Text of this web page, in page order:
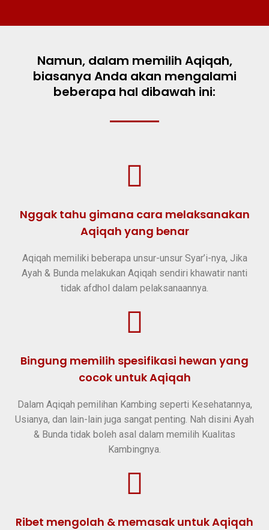
Namun, dalam memilih Aqiqah,
biasanya Anda akan mengalami
beberapa hal dibawah ini:
Nggak tahu gimana cara melaksanakan
Aqiqah yang benar
Aqiqah memiliki beberapa unsur-unsur Syar’i-nya, Jika
Ayah & Bunda melakukan Aqiqah sendiri khawatir nanti
tidak afdhol dalam pelaksanaannya.​
Bingung memilih spesifikasi hewan yang
cocok untuk Aqiqah
Dalam Aqiqah pemilihan Kambing seperti Kesehatannya,
Usianya, dan lain-lain juga sangat penting. Nah disini Ayah
& Bunda tidak boleh asal dalam memilih Kualitas
Kambingnya.
Ribet mengolah & memasak untuk Aqiqah